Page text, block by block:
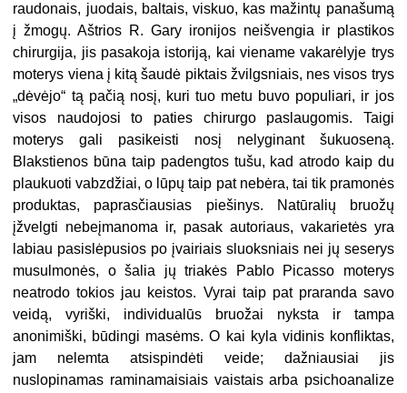
raudonais, juodais, baltais, viskuo, kas mažintų panašumą
į žmogų. Aštrios R. Gary ironijos neišvengia ir plastikos
chirurgija, jis pasakoja istoriją, kai viename vakarėlyje trys
moterys viena į kitą šaudė piktais žvilgsniais, nes visos trys
„dėvėjo“ tą pačią nosį, kuri tuo metu buvo populiari, ir jos
visos naudojosi to paties chirurgo paslaugomis. Taigi
moterys gali pasikeisti nosį nelyginant šukuoseną.
Blakstienos būna taip padengtos tušu, kad atrodo kaip du
plaukuoti vabzdžiai, o lūpų taip pat nebėra, tai tik pramonės
produktas, paprasčiausias piešinys. Natūralių bruožų
įžvelgti nebeįmanoma ir, pasak autoriaus, vakarietės yra
labiau pasislėpusios po įvairiais sluoksniais nei jų seserys
musulmonės, o šalia jų triakės Pablo Picasso moterys
neatrodo tokios jau keistos. Vyrai taip pat praranda savo
veidą, vyriški, individualūs bruožai nyksta ir tampa
anonimiški, būdingi masėms. O kai kyla vidinis konfliktas,
jam nelemta atsispindėti veide; dažniausiai jis
nuslopinamas raminamaisiais vaistais arba psichoanalize